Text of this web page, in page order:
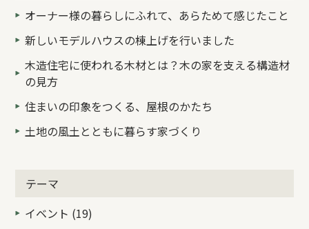
オーナー様の暮らしにふれて、あらためて感じたこと
新しいモデルハウスの棟上げを行いました
木造住宅に使われる木材とは？木の家を支える構造材
の見方
住まいの印象をつくる、屋根のかたち
土地の風土とともに暮らす家づくり
テーマ
イベント (19)